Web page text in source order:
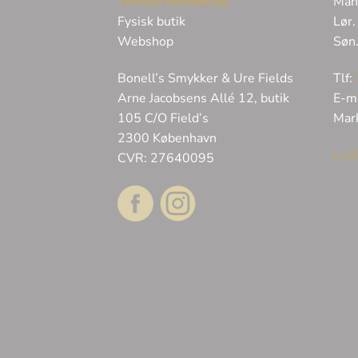
Fysisk butik
Webshop
Bonell’s Smykker & Ure Fields
Arne Jacobsens Allé 12, butik
105 C/O Field’s
2300 København
CVR: 27640095
Tlf:
E-